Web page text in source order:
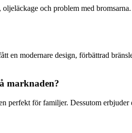
och problem med
modernare design, förbättrad
marknaden?
perfekt för familjer. Dessutom